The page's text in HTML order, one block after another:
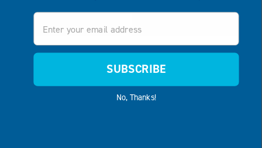
Email
SUBSCRIBE
No, Thanks!